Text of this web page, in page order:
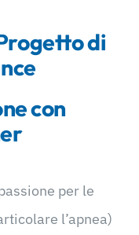
di
con
per le
l’apnea)